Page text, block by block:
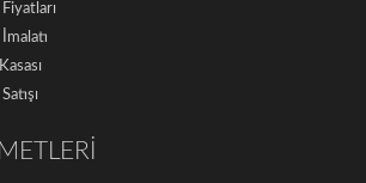
Fiyatları
İmalatı